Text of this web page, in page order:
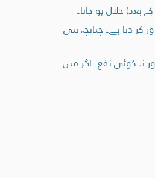
حلال ہو جاتا۔
دیا ہے۔ چنانچہ نبی
نہ کوئی نفع۔ اگر میں